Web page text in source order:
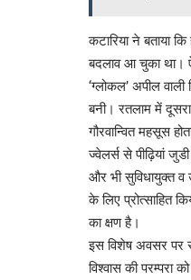
कटारिया ने बताया
बदलाव आ चुका था।
‘ग्लोकल’ अपील
बनी। रतलाम में
गौरवान्वित महसूस
ज्वेलर्स से पीढ़ियां
और भी सुविधायुक्त
के लिए प्रोत्साहित
का क्षण है।
इस विशेष अवसर पर
विश्वास की